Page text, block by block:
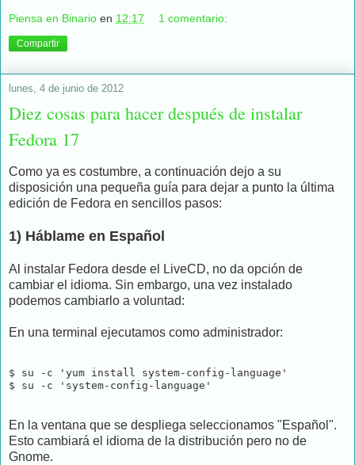
Piensa en Binario en 12:17 1 comentario:
Compartir
lunes, 4 de junio de 2012
Diez cosas para hacer después de instalar
Fedora 17
Como ya es costumbre, a continuación dejo a su
disposición una pequeña guía para dejar a punto la última
edición de Fedora en sencillos pasos:
1) Háblame en Español
Al instalar Fedora desde el LiveCD, no da opción de
cambiar el idioma. Sin embargo, una vez instalado
podemos cambiarlo a voluntad:
En una terminal ejecutamos como administrador:
$ su -c 'yum install system-config-language'
$ su -c 'system-config-language'
En la ventana que se despliega seleccionamos "Español".
Esto cambiará el idioma de la distribución pero no de
Gnome.